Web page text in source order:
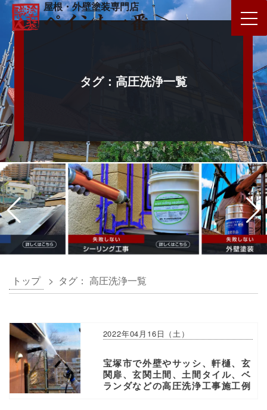
屋根・外壁塗装専門店
タグ：高圧洗浄一覧
トップ > タグ： 高圧洗浄一覧
2022年04月16日（土）
宝塚市で外壁やサッシ、軒樋、玄
関扉、玄関土間、土間タイル、ベ
ランダなどの高圧洗浄工事施工例